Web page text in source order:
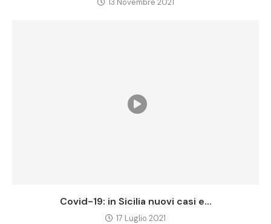
13 Novembre 2021
Covid-19: in Sicilia nuovi casi e...
17 Luglio 2021